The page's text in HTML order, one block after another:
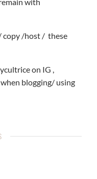
copy /host / these
on IG ,
blogging/ using